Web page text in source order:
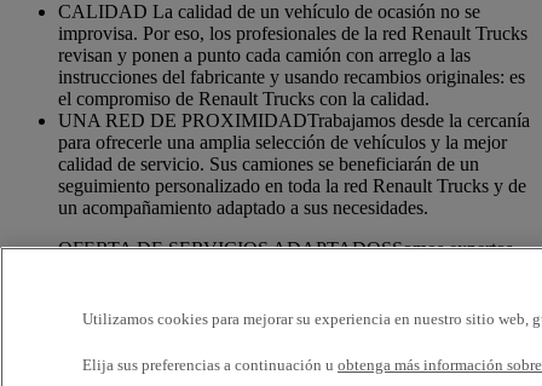
CALIDAD La calidad de un vehículo de ocasión no se
improvisa. Por eso, los profesionales de la red Renault Trucks
revisan y ponen a punto cada camión con arreglo a las
instrucciones del fabricante y usando recambios originales: es
el compromiso de Renault Trucks con la calidad.
UNA RED DE PROXIMIDADTrabajamos desde la cercanía
para ofrecerle una amplia selección de vehículos y la mejor
calidad de servicio. Sus camiones se beneficiarán de un
seguimiento personalizado en toda la red Renault Trucks y de
un acompañamiento adaptado a sus necesidades.
OFERTA DE SERVICIOS ADAPTADOSSomos expertos
necesidades de su actividad: financiación, seguros, garantía,
Utilizamos cookies para mejorar su experiencia en nuestro sitio web,
Elija sus preferencias a continuación u obtenga más información